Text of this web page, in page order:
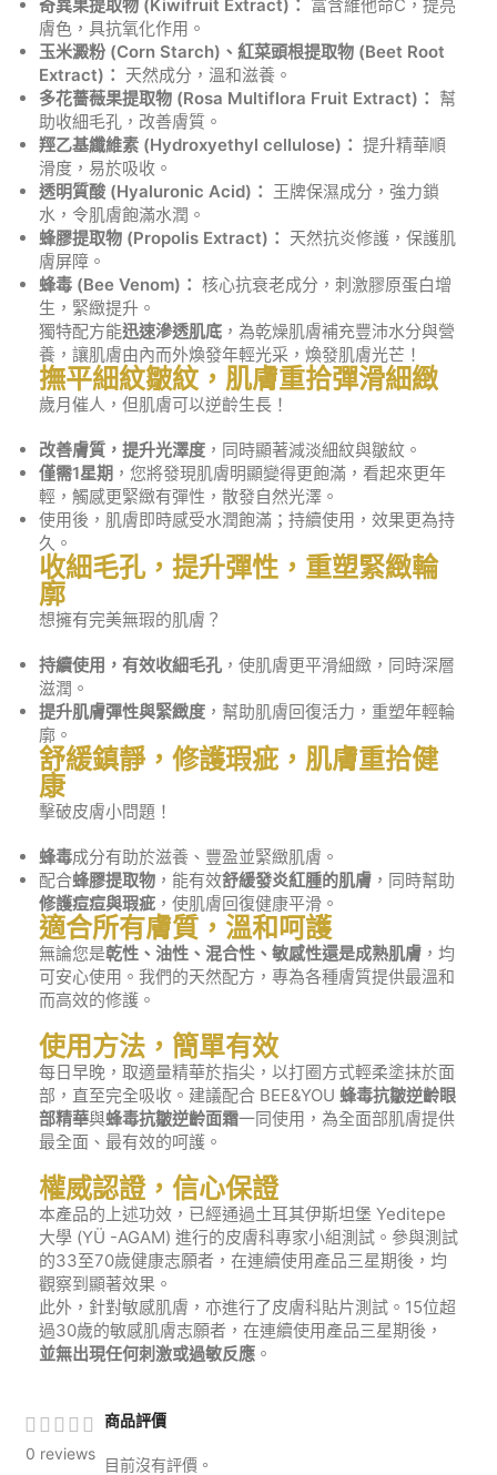
奇異果提取物 (Kiwifruit Extract) ： 富含維他命C，提亮
膚色，具抗氧化作用。
玉米澱粉 (Corn Starch) 、紅菜頭根提取物 (Beet Root
Extract) ： 天然成分，溫和滋養。
多花薔薇果提取物 (Rosa Multiflora Fruit Extract) ： 幫
助收細毛孔，改善膚質。
羥乙基纖維素 (Hydroxyethyl cellulose) ： 提升精華順
滑度，易於吸收。
透明質酸 (Hyaluronic Acid) ： 王牌保濕成分，強力鎖
水，令肌膚飽滿水潤。
蜂膠提取物 (Propolis Extract) ： 天然抗炎修護，保護肌
膚屏障。
蜂毒 (Bee Venom) ： 核心抗衰老成分，刺激膠原蛋白增
生，緊緻提升。
獨特配方能迅速滲透肌底 ，為乾燥肌膚補充豐沛水分與營
養，讓肌膚由內而外煥發年輕光采，煥發肌膚光芒！
撫平細紋皺紋，肌膚重拾彈滑細緻
歲月催人，但肌膚可以逆齡生長！
改善膚質，提升光澤度 ，同時顯著減淡細紋與皺紋。
僅需1星期 ，您將發現肌膚明顯變得更飽滿，看起來更年
輕，觸感更緊緻有彈性，散發自然光澤。
使用後，肌膚即時感受水潤飽滿；持續使用，效果更為持
久。
收細毛孔，提升彈性，重塑緊緻輪
廓
想擁有完美無瑕的肌膚？
持續使用，有效收細毛孔 ，使肌膚更平滑細緻，同時深層
滋潤。
提升肌膚彈性與緊緻度 ，幫助肌膚回復活力，重塑年輕輪
廓。
舒緩鎮靜，修護瑕疵，肌膚重拾健
康
擊破皮膚小問題！
蜂毒成分有助於滋養、豐盈並緊緻肌膚。
配合蜂膠提取物 ，能有效舒緩發炎紅腫的肌膚 ，同時幫助
修護痘痘與瑕疵 ，使肌膚回復健康平滑。
適合所有膚質，溫和呵護
無論您是乾性、油性、混合性、敏感性還是成熟肌膚 ，均
可安心使用。我們的天然配方，專為各種膚質提供最溫和
而高效的修護。
使用方法，簡單有效
每日早晚，取適量精華於指尖，以打圈方式輕柔塗抹於面
部，直至完全吸收。建議配合 BEE&YOU 蜂毒抗皺逆齡眼
部精華與蜂毒抗皺逆齡面霜一同使用，為全面部肌膚提供
最全面、最有效的呵護。
權威認證，信心保證
本產品的上述功效，已經通過土耳其伊斯坦堡 Yeditepe
大學 (YÜ -AGAM) 進行的皮膚科專家小組測試。參與測試
的33至70歲健康志願者，在連續使用產品三星期後，均
觀察到顯著效果。
此外，針對敏感肌膚，亦進行了皮膚科貼片測試。15位超
過30歲的敏感肌膚志願者，在連續使用產品三星期後，
並無出現任何刺激或過敏反應 。
0 reviews
商品評價
目前沒有評價。